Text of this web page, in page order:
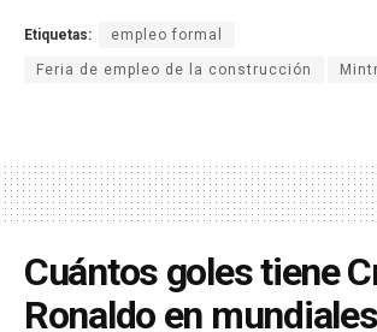
Etiquetas: empleo formal
Feria de empleo de la construcción
Cuántos goles tiene
Ronaldo en mundiales